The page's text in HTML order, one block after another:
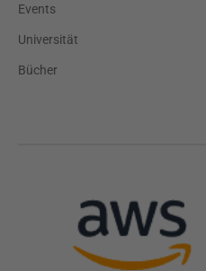
Events
Universität
Bücher